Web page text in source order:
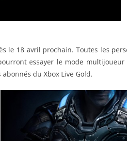
le 18 avril prochain. Toutes les
essayer le mode
abonnés du Xbox Live Gold.